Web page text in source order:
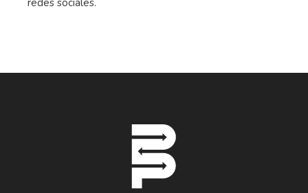
redes sociales.